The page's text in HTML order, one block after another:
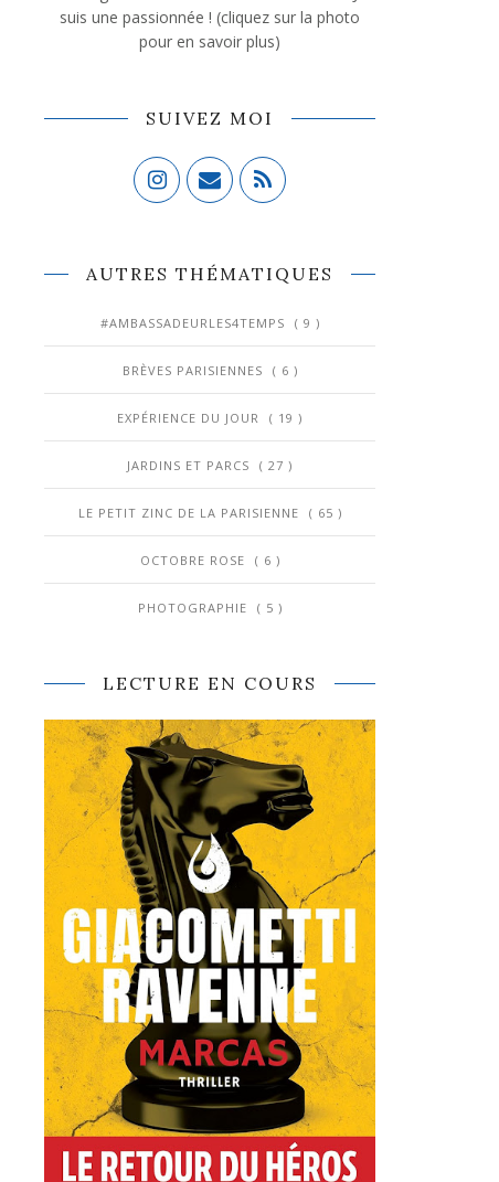
suis une passionnée ! (cliquez sur la photo
pour en savoir plus)
SUIVEZ MOI
AUTRES THÉMATIQUES
#AMBASSADEURLES4TEMPS ( 9 )
BRÈVES PARISIENNES ( 6 )
EXPÉRIENCE DU JOUR ( 19 )
JARDINS ET PARCS ( 27 )
LE PETIT ZINC DE LA PARISIENNE ( 65 )
OCTOBRE ROSE ( 6 )
PHOTOGRAPHIE ( 5 )
LECTURE EN COURS